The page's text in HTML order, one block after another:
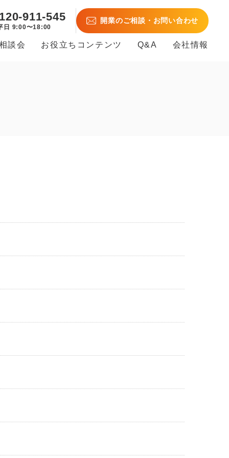
911-545
日 9:00〜18:00
開業のご相談・お問い合わせ
談会 お役立ちコンテンツ Q&A 会社情報